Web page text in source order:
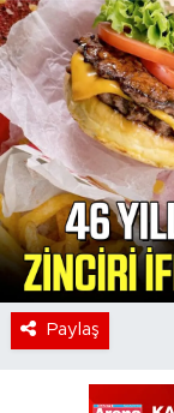
Paylaş